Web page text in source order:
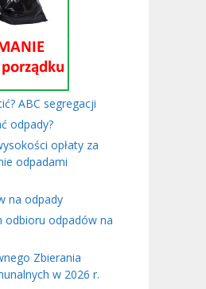
ABC segregacji
odpady?
opłaty za
odpadami
na odpady
odbioru odpadów na
Zbierania
w 2026 r.